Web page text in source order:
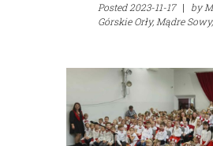
Posted2023-11-17 | by
Górskie Orły, Mądre Sowy,